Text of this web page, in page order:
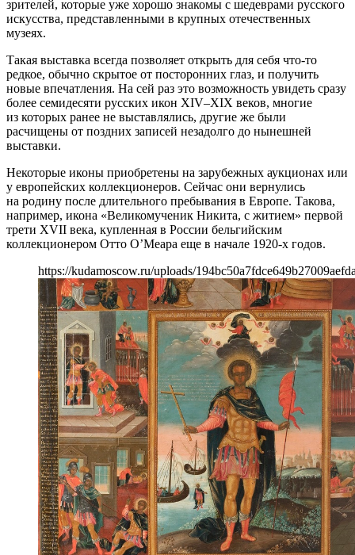
зрителей, которые уже хорошо знакомы с шедеврами русского
искусства, представленными в крупных отечественных
музеях.
Такая выставка всегда позволяет открыть для себя что-то
редкое, обычно скрытое от посторонних глаз, и получить
новые впечатления. На сей раз это возможность увидеть сразу
более семидесяти русских икон XIV–XIX веков, многие
из которых ранее не выставлялись, другие же были
расчищены от поздних записей незадолго до нынешней
выставки.
Некоторые иконы приобретены на зарубежных аукционах или
у европейских коллекционеров. Сейчас они вернулись
на родину после длительного пребывания в Европе. Такова,
например, икона «Великомученик Никита, с житием» первой
трети XVII века, купленная в России бельгийским
коллекционером Отто О’Меара еще в начале 1920-х годов.
https://kudamoscow.ru/uploads/